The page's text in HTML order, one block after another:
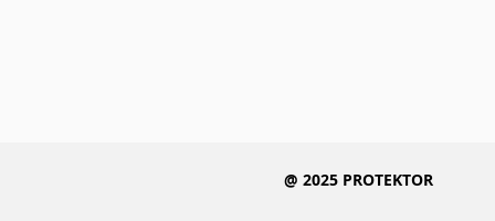
@ 2025 PROTEKTOR